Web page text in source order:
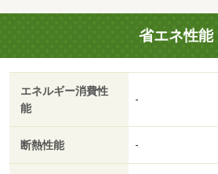
省エネ性能
エネルギー消費性
能
-
断熱性能 -